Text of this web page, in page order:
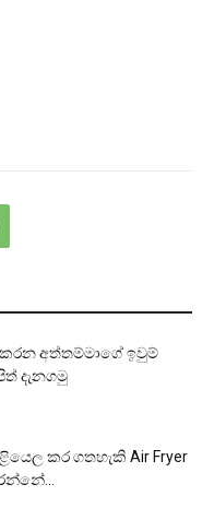
අත්තම්මාගේ ඉවුම්
දැනගමු
කර ගතහැකි Air Fryer